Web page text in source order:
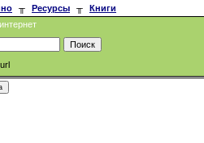
╥ Ресурсы ╥
Книги
url